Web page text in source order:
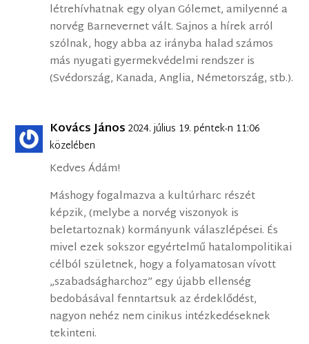
létrehívhatnak egy olyan Gólemet, amilyenné a
norvég Barnevernet vált. Sajnos a hírek arról
szólnak, hogy abba az irányba halad számos
más nyugati gyermekvédelmi rendszer is
(Svédország, Kanada, Anglia, Németország, stb.).
Kovács János 2024. július 19. péntek-n 11:06
közelében
Kedves Ádám!
Máshogy fogalmazva a kultúrharc részét
képzik, (melybe a norvég viszonyok is
beletartoznak) kormányunk válaszlépései. És
mivel ezek sokszor egyértelmű hatalompolitikai
célból születnek, hogy a folyamatosan vívott
„szabadságharchoz” egy újabb ellenség
bedobásával fenntartsuk az érdeklődést,
nagyon nehéz nem cinikus intézkedéseknek
tekinteni.